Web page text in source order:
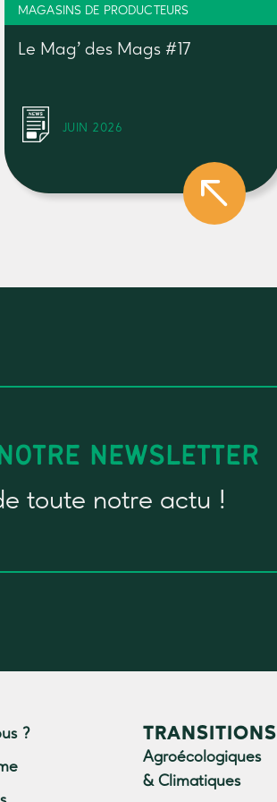
MAGASINS DE PRODUCTEURS
Le Mag’ des Mags #17
JUIN 2026
NEWSLETTER
toute notre actu !
? TRANSITIONS
Agroécologiques
& Climatiques